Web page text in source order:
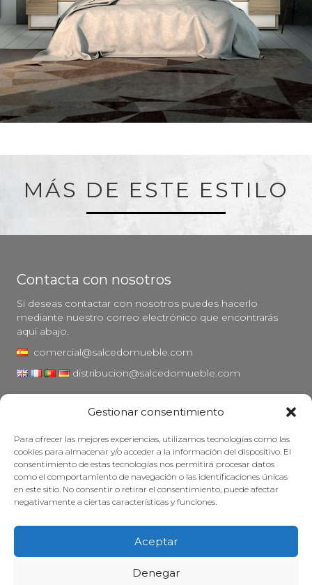
Gestionar consentimiento
Para ofrecer las mejores experiencias, utilizamos tecnologías como las
cookies para almacenar y/o acceder a la información del dispositivo. El
consentimiento de estas tecnologías nos permitirá procesar datos
como el comportamiento de navegación o las identificaciones únicas
en este sitio. No consentir o retirar el consentimiento, puede afectar
negativamente a ciertas características y funciones.
Aceptar
Denegar
MÁS DE ESTE ESTILO
Contacta con nosotros
Si deseas contactar con nosotros puedes hacerlo
mediante nuestro correo electrónico que encontrarás
aquí abajo.
comercial@salcedomueble.com
distribucion@salcedomueble.com
Aviso legal
Política de privacidad
Política de cookies
Mantener su mueble
Subvenciones